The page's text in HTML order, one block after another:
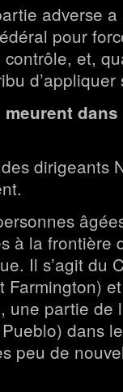
adverse
pour
et,
d’appliquer
dirigeants
à la frontière
Il s’agit du
une partie de
dans
peu de